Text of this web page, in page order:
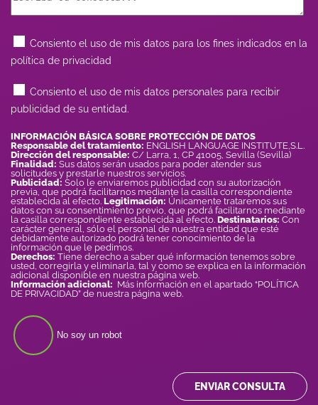
Consiento el uso de mis datos para los fines indicados en la
política de privacidad
Consiento el uso de mis datos personales para recibir
publicidad de su entidad.
INFORMACIÓN BÁSICA SOBRE PROTECCIÓN DE DATOS
Responsable del tratamiento: ENGLISH LANGUAGE INSTITUTE,S.L.
Dirección del responsable: C/ Larra, 1, CP 41005, Sevilla (Sevilla)
Finalidad: Sus datos serán usados para poder atender sus
solicitudes y prestarle nuestros servicios.
Publicidad: Solo le enviaremos publicidad con su autorización
previa, que podrá facilitarnos mediante la casilla correspondiente
establecida al efecto. Legitimación: Únicamente trataremos sus
datos con su consentimiento previo, que podrá facilitarnos mediante
la casilla correspondiente establecida al efecto. Destinatarios: Con
carácter general, sólo el personal de nuestra entidad que esté
debidamente autorizado podrá tener conocimiento de la
información que le pedimos.
Derechos: Tiene derecho a saber qué información tenemos sobre
usted, corregirla y eliminarla, tal y como se explica en la información
adicional disponible en nuestra página web.
Información adicional: Más información en el apartado “POLÍTICA
DE PRIVACIDAD” de nuestra página web.
No soy un robot
ENVIAR CONSULTA